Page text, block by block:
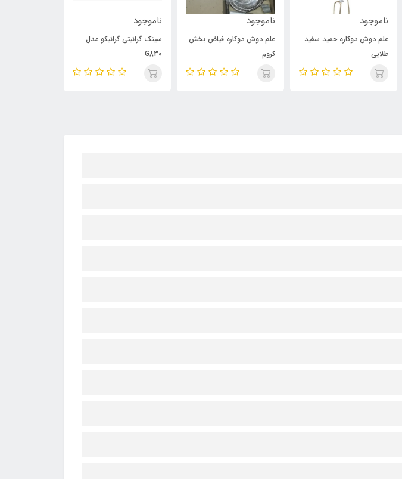
ناموجود
علم دوش دوکاره حمید سفید
طلایی
ناموجود
علم دوش دوکاره فیاض بخش
کروم
ناموجود
سینک گرانیتی گرانیکو مدل
G830